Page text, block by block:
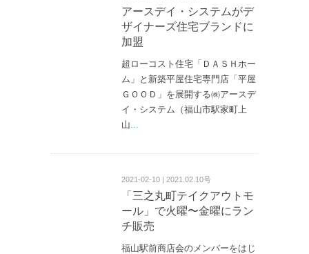
アースデイ・システムがデ
ザイナーズ住宅ブランドに
加盟
超ローコスト住宅「ＤＡＳＨホー
ム」と新築平屋住宅専門店「平屋
ＧＯＯＤ」を展開する㈱アースデ
イ・システム（福山市駅家町上
山
2021-02-10 | 2021.02.10号
「三之丸町テイクアウトモ
ール」で火曜〜金曜にラン
チ販売
福山駅前商店会のメンバーをはじ